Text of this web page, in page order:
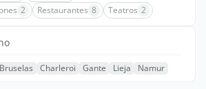
2 Restaurantes 8 Teatros 2
Bruselas Charleroi Gante Lieja Namur